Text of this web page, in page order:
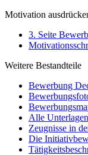
Motivation
3. Seite
Weitere Bestandteile
Bewerbung
Alle
Zeugnisse in
Die